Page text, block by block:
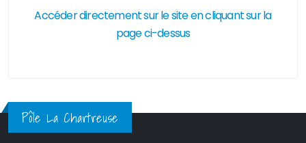
Accéder directement sur le site en cliquant sur la
page ci-dessus
Pôle La Chartreuse